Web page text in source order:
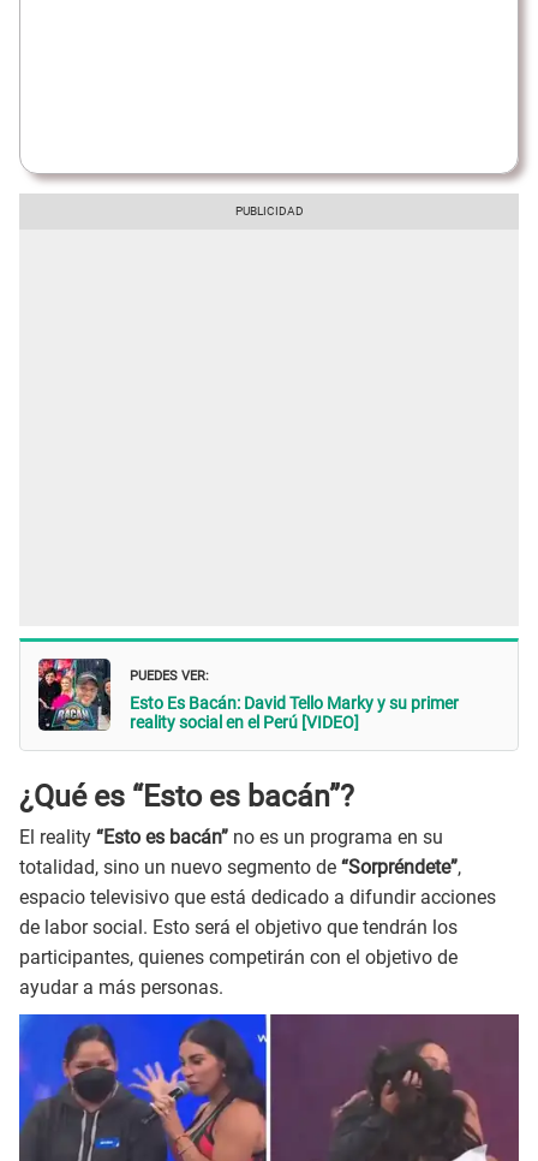
PUEDES VER:
Esto Es Bacán: David Tello Marky y su primer
reality social en el Perú [VIDEO]
¿Qué es “Esto es bacán”?
El reality “Esto es bacán” no es un programa en su
totalidad, sino un nuevo segmento de “Sorpréndete”,
espacio televisivo que está dedicado a difundir acciones
de labor social. Esto será el objetivo que tendrán los
participantes, quienes competirán con el objetivo de
ayudar a más personas.